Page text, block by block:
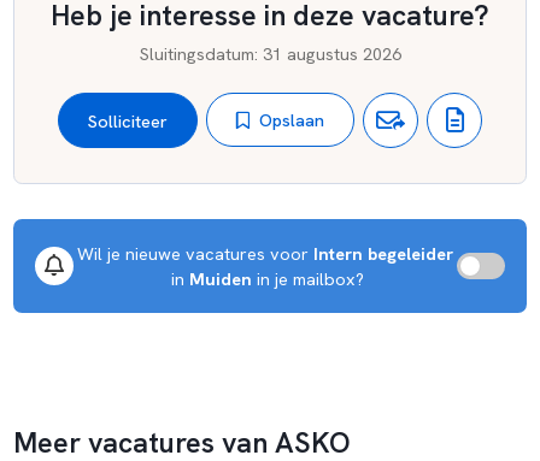
Heb je interesse in deze vacature?
Sluitingsdatum: 31 augustus 2026
Solliciteer Opslaan
Wil je nieuwe vacatures voor Intern begeleider
in Muiden in je mailbox?
Meer vacatures van ASKO